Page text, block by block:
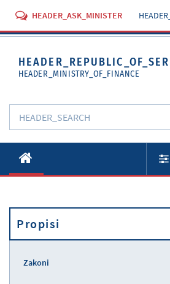
HEADER_ASK_MINISTER
HEADER_MINISTRY_OF_FINANCE
Aktivnosti
Propisi
Propisi
Zakoni